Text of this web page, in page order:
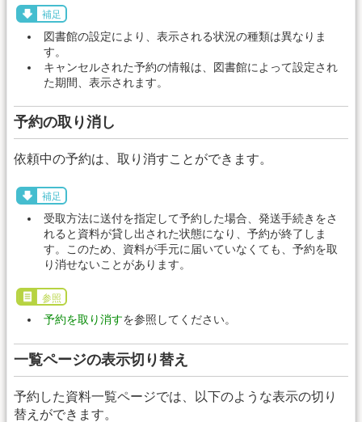
補足
図書館の設定により、表示される状況の種類は異なりま
す。
キャンセルされた予約の情報は、図書館によって設定され
た期間、表示されます。
予約の取り消し
依頼中の予約は、取り消すことができます。
補足
受取方法に送付を指定して予約した場合、発送手続きをさ
れると資料が貸し出された状態になり、予約が終了しま
す。このため、資料が手元に届いていなくても、予約を取
り消せないことがあります。
参照
予約を取り消すを参照してください。
一覧ページの表示切り替え
予約した資料一覧ページでは、以下のような表示の切り
替えができます。